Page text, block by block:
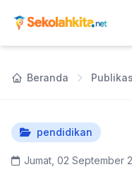
Beranda
pendidikan
Jumat, 02 September